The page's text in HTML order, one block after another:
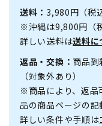
送料：3,980円（税
※沖縄は9,800円（
詳しい送料は送料に
返品・交換： 商品到
（対象外あり）
※商品により、返品
品の商品ページの記
詳しい条件や手順は